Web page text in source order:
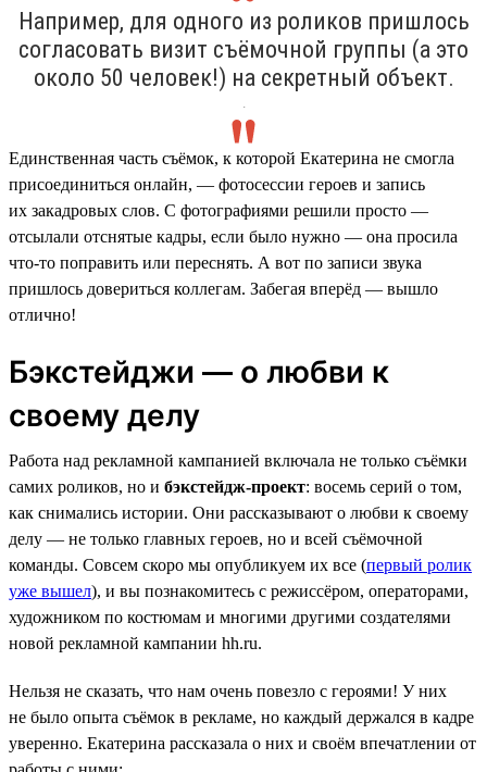
Например, для одного из роликов пришлось
согласовать визит съёмочной группы (а это
около 50 человек!) на секретный объект.
.
Единственная часть съёмок, к которой Екатерина не смогла
присоединиться онлайн, — фотосессии героев и запись
их закадровых слов. С фотографиями решили просто —
отсылали отснятые кадры, если было нужно — она просила
что-то поправить или переснять. А вот по записи звука
пришлось довериться коллегам. Забегая вперёд — вышло
отлично!
Бэкстейджи — о любви к
своему делу
Работа над рекламной кампанией включала не только съёмки
самих роликов, но и бэкстейдж-проект: восемь серий о том,
как снимались истории. Они рассказывают о любви к своему
делу — не только главных героев, но и всей съёмочной
команды. Совсем скоро мы опубликуем их все (первый ролик
уже вышел), и вы познакомитесь с режиссёром, операторами,
художником по костюмам и многими другими создателями
новой рекламной кампании hh.ru.
Нельзя не сказать, что нам очень повезло с героями! У них
не было опыта съёмок в рекламе, но каждый держался в кадре
уверенно. Екатерина рассказала о них и своём впечатлении от